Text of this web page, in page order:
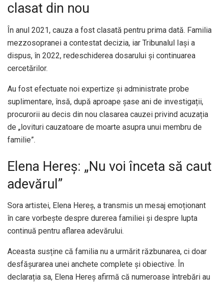
clasat din nou
În anul 2021, cauza a fost clasată pentru prima dată. Familia
mezzosopranei a contestat decizia, iar Tribunalul Iași a
dispus, în 2022, redeschiderea dosarului și continuarea
cercetărilor.
Au fost efectuate noi expertize și administrate probe
suplimentare, însă, după aproape șase ani de investigații,
procurorii au decis din nou clasarea cauzei privind acuzația
de „lovituri cauzatoare de moarte asupra unui membru de
familie”.
Elena Hereș: „Nu voi înceta să caut
adevărul”
Sora artistei, Elena Hereș, a transmis un mesaj emoționant
în care vorbește despre durerea familiei și despre lupta
continuă pentru aflarea adevărului.
Aceasta susține că familia nu a urmărit răzbunarea, ci doar
desfășurarea unei anchete complete și obiective. În
declarația sa, Elena Hereș afirmă că numeroase întrebări au